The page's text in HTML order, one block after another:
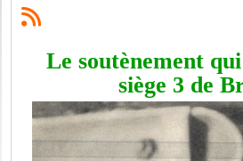
Le soutènement
siège 3 de